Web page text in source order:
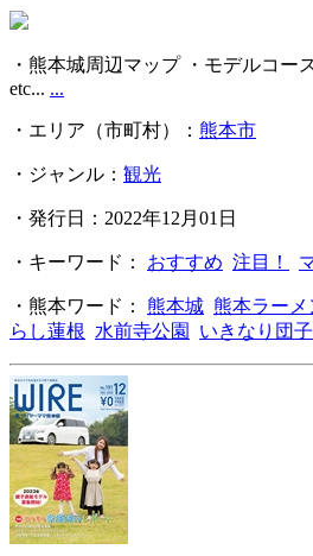
・熊本城周辺マップ ・モデルコー
etc... ...
・エリア（市町村）： 熊本市
・ジャンル： 観光
・発行日：2022年12月01日
・キーワード： おすすめ 注目！
・熊本ワード： 熊本城 熊本ラーメ
らし蓮根 水前寺公園 いきなり団子